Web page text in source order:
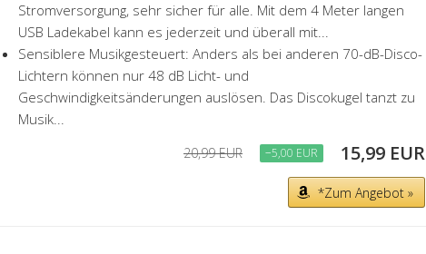
Stromversorgung, sehr sicher für alle. Mit dem 4 Meter langen
USB Ladekabel kann es jederzeit und überall mit...
Sensiblere Musikgesteuert: Anders als bei anderen 70-dB-Disco-
Lichtern können nur 48 dB Licht- und
Geschwindigkeitsänderungen auslösen. Das Discokugel tanzt zu
Musik...
20,99 EUR −5,00 EUR 15,99 EUR
*Zum Angebot »